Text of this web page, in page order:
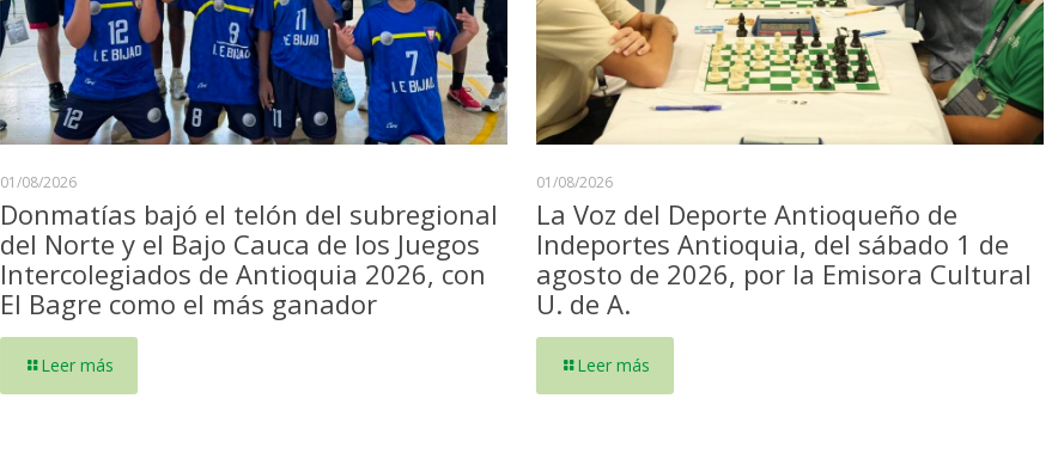
01/08/2026
Donmatías bajó el telón del subregional
del Norte y el Bajo Cauca de los Juegos
Intercolegiados de Antioquia 2026, con
El Bagre como el más ganador
Leer más
01/08/2026
La Voz del Deporte Antioqueño de
Indeportes Antioquia, del sábado 1 de
agosto de 2026, por la Emisora Cultural
U. de A.
Leer más